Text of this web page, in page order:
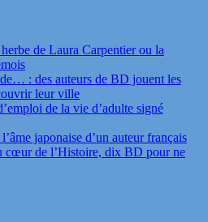
de Laura Carpentier ou la
: des auteurs de BD jouent les
leur ville
de la vie d’adulte signé
japonaise d’un auteur français
cœur de l’Histoire, dix BD pour ne